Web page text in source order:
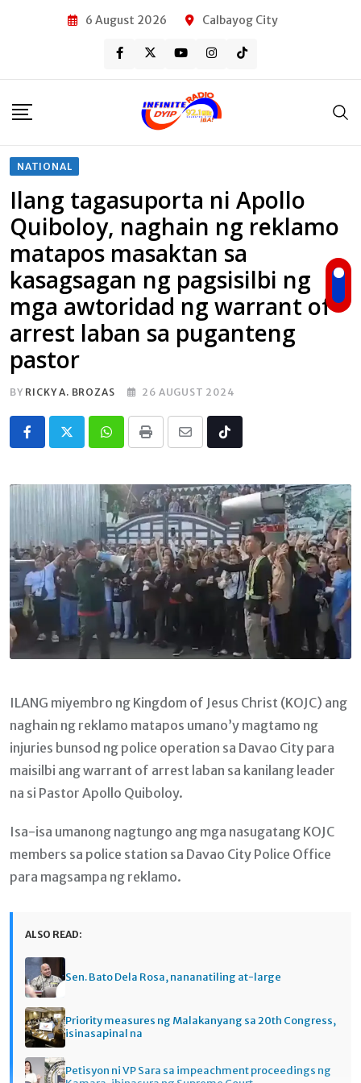
6 August 2026 Calbayog City
NATIONAL
Ilang tagasuporta ni Apollo
Quiboloy, naghain ng reklamo
matapos masaktan sa
kasagsagan ng pagsisilbi ng
mga awtoridad ng warrant of
arrest laban sa puganteng
pastor
BY RICKY A. BROZAS 26 AUGUST 2024
Whatsapp
Print
Share
Email
Tiktok
ILANG miyembro ng Kingdom of Jesus Christ (KOJC) ang
naghain ng reklamo matapos umano’y magtamo ng
injuries bunsod ng police operation sa Davao City para
maisilbi ang warrant of arrest laban sa kanilang leader
na si Pastor Apollo Quiboloy.
Isa-isa umanong nagtungo ang mga nasugatang KOJC
members sa police station sa Davao City Police Office
para magsampa ng reklamo.
ALSO READ:
Sen. Bato Dela Rosa, nananatiling at-large
Priority measures ng Malakanyang sa 20th Congress,
isinasapinal na
Petisyon ni VP Sara sa impeachment proceedings ng